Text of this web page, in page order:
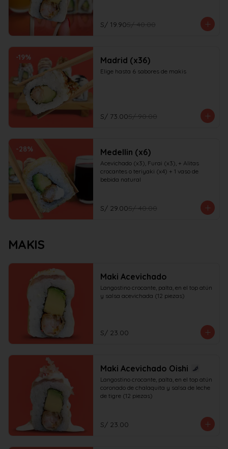
S/ 19.90S/ 40.00
-19% Madrid (x36)
Elige hasta 6 sabores de makis
S/ 73.00S/ 90.00
-28% Medellin (x6)
Acevichado (x3), Furai (x3), + Alitas
crocantes o teriyaki (x4) + 1 vaso de
bebida natural
S/ 29.00S/ 40.00
MAKIS
Maki Acevichado
Langostino crocante, palta, en el top atún
y salsa acevichada (12 piezas)
S/ 23.00
Maki Acevichado Oishi
Langostino crocante, palta, en el top atún
coronado de chalaquita y salsa de leche
de tigre (12 piezas)
S/ 23.00